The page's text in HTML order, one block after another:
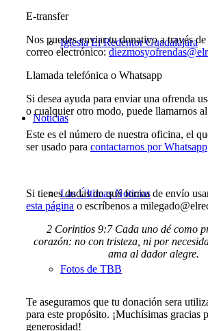
Iglesia El Redentor Guadalajara
Noticias
Las Últimas Noticias
Fotos de TBB
E-transfer
Nos puedes enviar tu donativo a través
correo electrónico:
Llamada telefónica o Whatsapp
Si desea ayuda para enviar una ofrenda
o cualquier otro modo, puede llamarnos
Este es el número de nuestra oficina, el
ser usado para contactarnos por Whatsapp
Si tienes dudas de qué forma de envío
esta página o escríbenos a
2 Corintios 9:7 Cada uno dé como
corazón: no con tristeza, ni por
ama al dador alegre.
Te aseguramos que tu donación sera
para este propósito. ¡Muchísimas gracias
generosidad!